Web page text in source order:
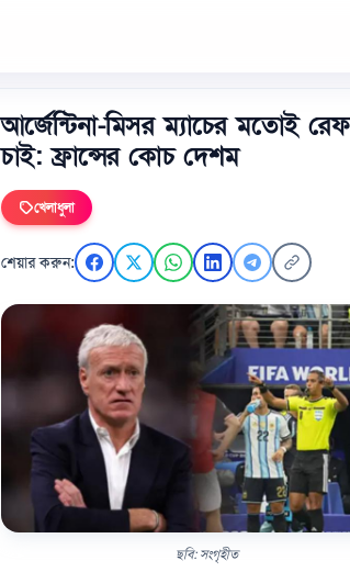
আর্জেন্টিনা-মিসর ম্যাচের মতোই
চাই: ফ্রান্সের কোচ দেশম
খেলাধুলা
শেয়ার করুন:
ছবি: সংগৃহীত